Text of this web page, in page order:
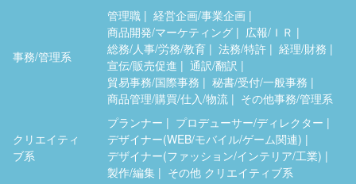
事務/管理系
管理職
経営企画/事業企画
商品開発/マーケティング
広報/ＩＲ
総務/人事/労務/教育
法務/特許
経理/財務
宣伝/販売促進
通訳/翻訳
貿易事務/国際事務
秘書/受付/一般事務
商品管理/購買/仕入/物流
その他事務/管理系
クリエイティ
ブ系
プランナー
プロデューサー/ディレクター
デザイナー(WEB/モバイル/ゲーム関連)
デザイナー(ファッション/インテリア/工業)
製作/編集
その他 クリエイティブ系